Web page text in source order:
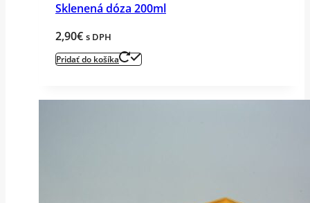
Sklenená dóza 200ml
2,90€ s DPH
Pridať do košíka